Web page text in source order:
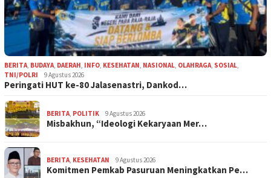
BERITA BUDAYA DAERAH INFO KESEHATAN NASIONAL OLAHRAGA SOSIAL
TNI/POLRI
9 Agustus 2026
Peringati HUT ke-80 Jalasenastri, Dankod…
BERITA POLITIK 9 Agustus 2026
Misbakhun, “Ideologi Kekaryaan Mer…
BERITA KESEHATAN 9 Agustus 2026
Komitmen Pemkab Pasuruan Meningkatkan Pe…